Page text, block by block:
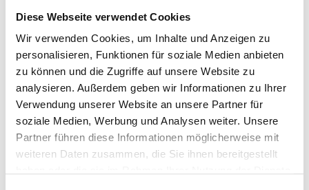
Diese Webseite verwendet Cookies
Wir verwenden Cookies, um Inhalte und Anzeigen zu
personalisieren, Funktionen für soziale Medien anbieten
zu können und die Zugriffe auf unsere Website zu
analysieren. Außerdem geben wir Informationen zu Ihrer
Verwendung unserer Website an unsere Partner für
soziale Medien, Werbung und Analysen weiter. Unsere
Partner führen diese Informationen möglicherweise mit
weiteren Daten zusammen, die Sie ihnen bereitgestellt
E-Mail:
info@tmc-turbo.de
Telefon:
02541/8483601
Aufbereitungsprozess unserer
Lenkgetriebe und Servopumpen